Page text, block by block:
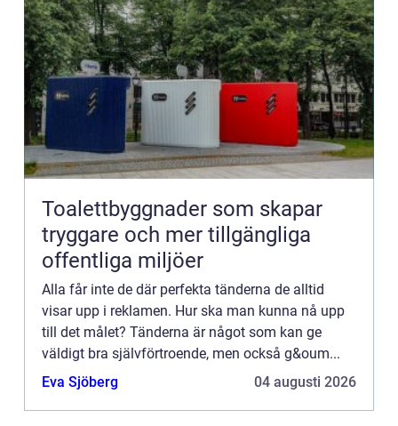
Toalettbyggnader som skapar
tryggare och mer tillgängliga
offentliga miljöer
Alla får inte de där perfekta tänderna de alltid
visar upp i reklamen. Hur ska man kunna nå upp
till det målet? Tänderna är något som kan ge
väldigt bra självförtroende, men också g&oum...
Eva Sjöberg
04 augusti 2026